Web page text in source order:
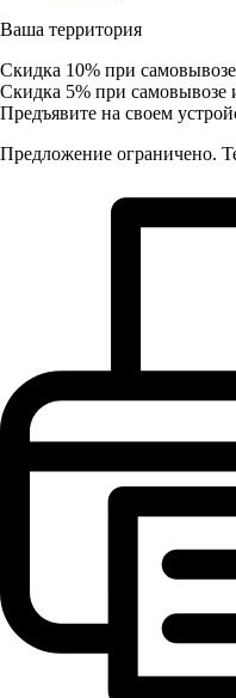
Ваша территория
Скидка 10% при
Скидка 5% при самовывозе
Предъявите на своем
Предложение ограничено.